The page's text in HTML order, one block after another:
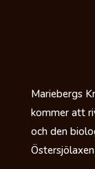
Mariebergs
kommer att
och den